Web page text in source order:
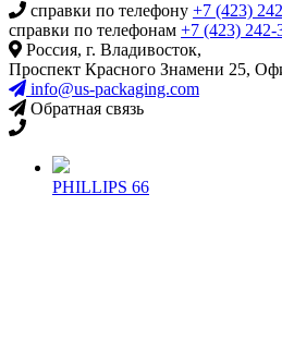
справки по телефону +7 (423)
справки по телефонам +7 (423) 242-
Россия, г. Владивосток,
Проспект Красного Знамени 25,
info@us-packaging.com
Обратная связь
PHILLIPS 66